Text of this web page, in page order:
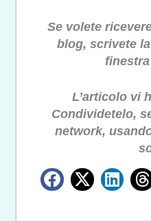
Se volete
blog, scrivete
L’articolo vi
Condividetelo,
network,